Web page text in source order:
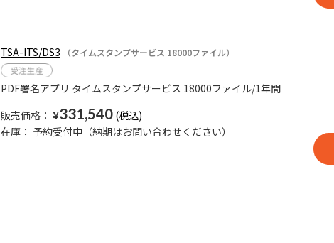
TSA-ITS/DS3 （タイムスタンプサービス 18000ファイル）
PDF署名アプリ タイムスタンプサービス 18000ファイル/1年間
販売価格： ¥331,540
在庫： 予約受付中（納期はお問い合わせください）